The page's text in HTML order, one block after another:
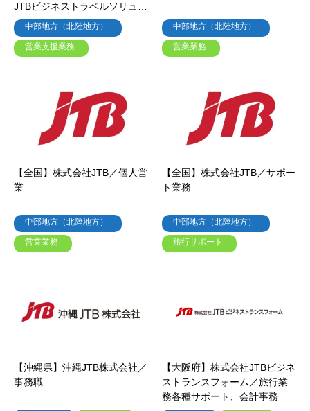
JTBビジネストラベルソリュー
ションズ／ITサポート、財務
経理、総務、法人営業、営業
推進
中部地方（北陸地方）
営業支援業務
中部地方（北陸地方）
営業業務
【全国】株式会社JTB／個人営
業
中部地方（北陸地方）
営業業務
【全国】株式会社JTB／サポー
ト業務
中部地方（北陸地方）
旅行サポート
【沖縄県】沖縄JTB株式会社／
事務職
【大阪府】株式会社JTBビジネ
ストランスフォーム／旅行業
務各種サポート、会計事務